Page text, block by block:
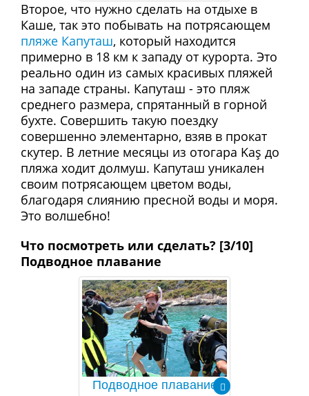
Второе, что нужно сделать на отдыхе в
Каше, так это побывать на потрясающем
пляже Капуташ, который находится
примерно в 18 км к западу от курорта. Это
реально один из самых красивых пляжей
на западе страны. Капуташ - это пляж
среднего размера, спрятанный в горной
бухте. Совершить такую поездку
совершенно элементарно, взяв в прокат
скутер. В летние месяцы из отогара Kaş до
пляжа ходит долмуш. Капуташ уникален
своим потрясающем цветом воды,
благодаря слиянию пресной воды и моря.
Это волшебно!
Что посмотреть или сделать? [3/10]
Подводное плавание
Подводное плавание